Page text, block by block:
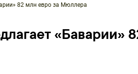
82 млн евро за Мюллера
«Баварии»